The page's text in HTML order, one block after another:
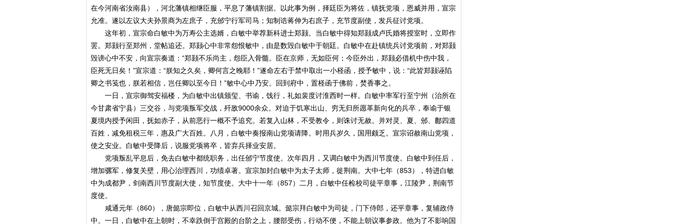
在今河南省汝南县），河北藩镇相继臣服，平息了藩镇割据。以此事为例，择廷臣为将佐，镇抚党项，恩威并用，宣宗
允准。遂以左议大夫孙景商为左庶子，充邠宁行军司马；知制诰蒋伸为右庶子，充节度副使，发兵征讨党项。
这年初，宣宗命白敏中为万寿公主选婿，白敏中举荐新科进士郑颢。当白敏中得知郑颢成卢氏婚将授室时，立即作
罢。郑颢行至郑州，堂帖追还。郑颢心中非常怨恨敏中，由是数毁白敏中于朝廷。白敏中在赴镇统兵讨党项前，对郑颢
毁谤心中不安，向宣宗奏道：“郑颢不乐尚主，怨臣入骨髓。臣在京师，无如臣何；今臣外出，郑颢必借机中伤中我，
臣死无日矣！”宣宗道：“朕知之久矣，卿何言之晚耶！”遂命左右于禁中取出一小柽函，授予敏中，说：“此皆郑颢诬陷
卿之书笺也，朕若相信，岂任卿以至今日！”敏中心中乃安。回到府中，置柽函于佛前，焚香事之。
一日，宣宗御驾安福楼，为白敏中出镇颁玺、书谕，饯行，礼如裴度讨淮西时一样。白敏中率军行至宁州（治所在
今甘肃省宁县）三交谷，与党项叛军交战，歼敌9000余众。对迫于饥寒出山、穷无归所愿革新向化的兵卒，奉谕于银
夏境内授予闲田，抚如赤子，从前恶行一概不予追究。若复入山林，不受教令，则诛讨无赦。并对灵、夏、邠、鄜四道
百姓，减免租税三年，惠及广大百姓。八月，白敏中奏报南山党项请降。时用兵岁久，国用颇乏。宣宗诏赦南山党项，
使之安业。白敏中受降后，说服党项将卒，皆弃兵择业安居。
党项叛乱平息后，免去白敏中都统职务，出任邠宁节度使。次年四月，又调白敏中为西川节度使。白敏中到任后，
增加骡军，修复关壁，用心治理西川，功绩卓著。宣宗加封白敏中为太子太师，徙荆南。大中七年（853），特进白敏
中为成都尹，剑南西川节度副大使，知节度使。大中十一年（857）二月，白敏中任检校司徒平章事，江陵尹，荆南节
度使。
咸通元年（860），唐懿宗即位，白敏中从西川召回京城。懿宗拜白敏中为司徒，门下侍郎，还平章事，复辅政侍
中。一日，白敏中在上朝时，不幸跌倒于宫殿的台阶之上，腰部受伤，行动不便，不能上朝议事参政。他为了不影响国